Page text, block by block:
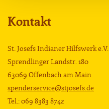
Kontakt
St. Josefs Indianer Hilfswerk e.V.
Sprendlinger Landstr. 180
63069 Offenbach am Main
spenderservice@stjosefs.de
Tel.: 069 8383 8742